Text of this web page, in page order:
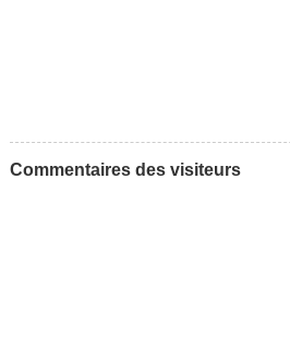
Commentaires des visiteurs